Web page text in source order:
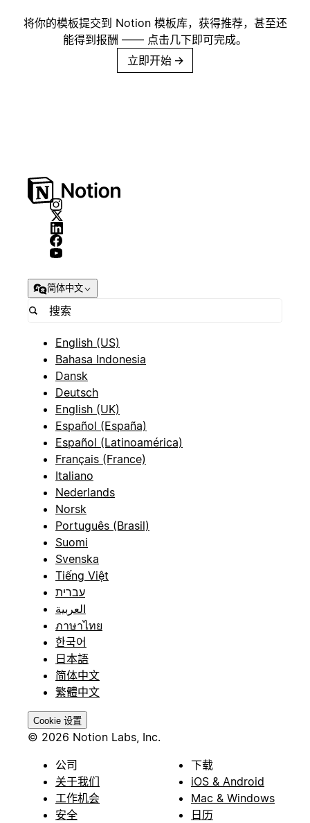
将你的模板提交到 Notion 模板库，获得推荐，甚至还
能得到报酬 —— 点击几下即可完成。
立即开始 →
简体中文
English (US)
Bahasa Indonesia
Dansk
Deutsch
English (UK)
Español (España)
Español (Latinoamérica)
Français (France)
Italiano
Nederlands
Norsk
Português (Brasil)
Suomi
Svenska
Tiếng Việt
עברית
العربية
ภาษาไทย
한국어
日本語
简体中文
繁體中文
Cookie 设置
© 2026 Notion Labs, Inc.
公司
关于我们
工作机会
安全
下载
iOS & Android
Mac & Windows
日历